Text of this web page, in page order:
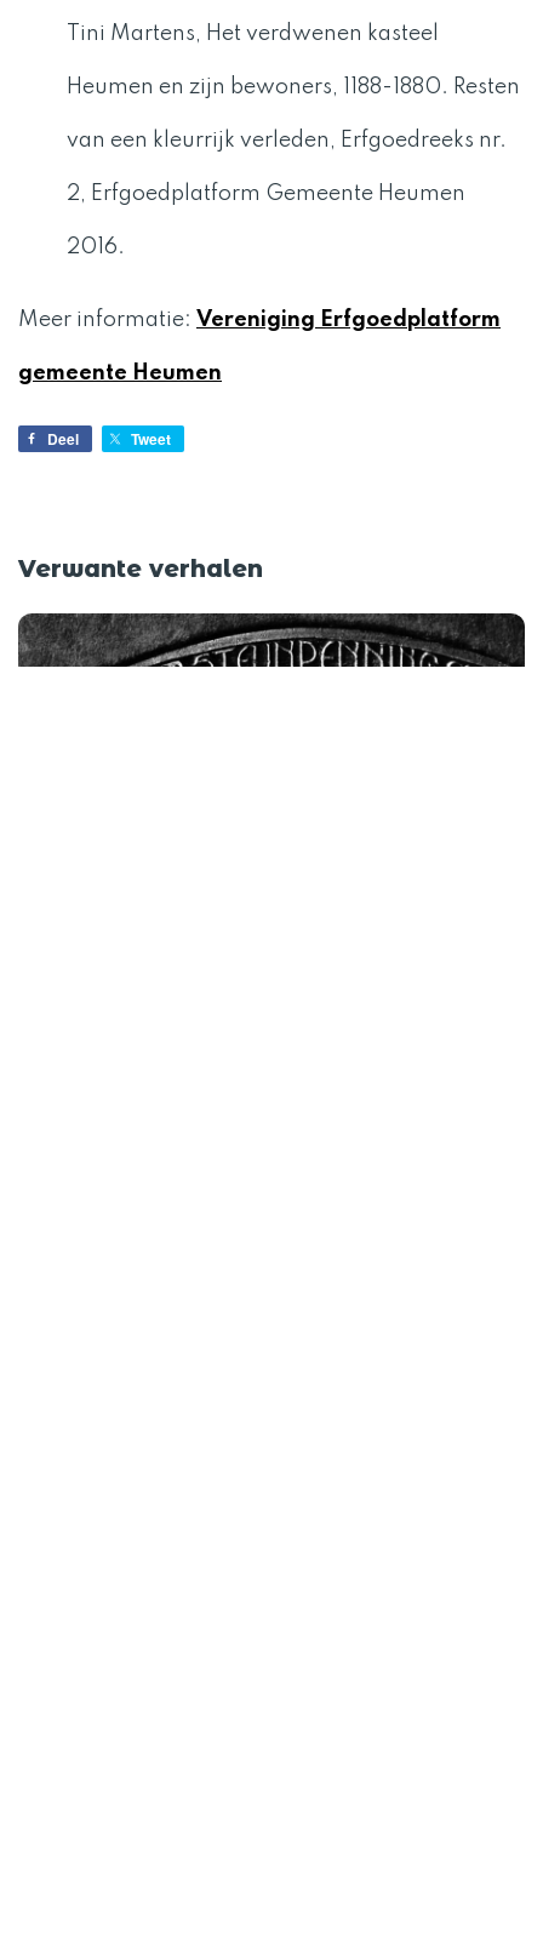
Tini Martens, Het verdwenen kasteel
Heumen en zijn bewoners, 1188-1880. Resten
van een kleurrijk verleden, Erfgoedreeks nr.
2, Erfgoedplatform Gemeente Heumen
2016.
Meer informatie: Vereniging Erfgoedplatform
gemeente Heumen
Deel Tweet
Verwante verhalen